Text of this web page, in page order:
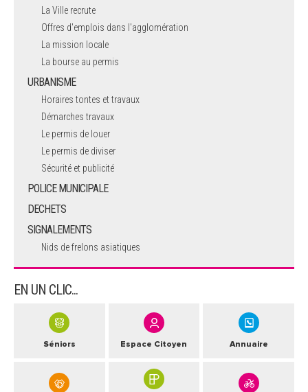
La Ville recrute
Offres d'emplois dans l'agglomération
La mission locale
La bourse au permis
URBANISME
Horaires tontes et travaux
Démarches travaux
Le permis de louer
Le permis de diviser
Sécurité et publicité
POLICE MUNICIPALE
DECHETS
SIGNALEMENTS
Nids de frelons asiatiques
EN UN CLIC...
Séniors Espace Citoyen Annuaire